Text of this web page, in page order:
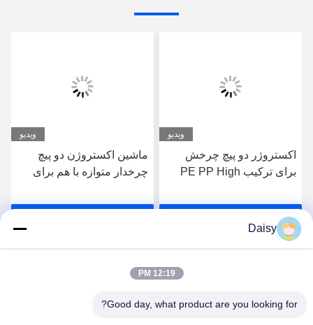
ویدیو
اکستروژر دو پیچ چرخش
برای ترکیب PE PP High
بهترین قیمت رو بدست
ویدیو
ماشین اکستروژن دو پیچ
چرخدار متوازه با هم برای
Daisy
12:19 PM
Good day, what product are you looking for?